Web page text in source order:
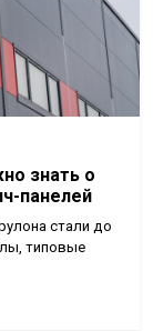
знать о
панелей
стали до
типовые